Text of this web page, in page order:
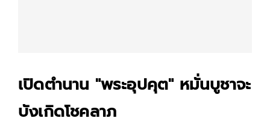
เปิดตำนาน "พระอุปคุต" หมั่นบูชาจะ
บังเกิดโชคลาภ